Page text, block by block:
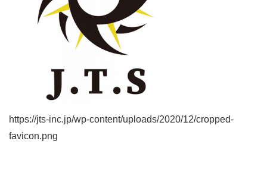
https://jts-inc.jp/wp-content/uploads/2020/12/cropped-
favicon.png